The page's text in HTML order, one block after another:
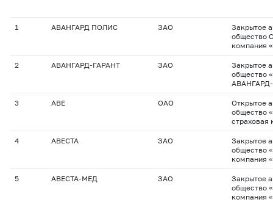
1 АВАНГАРД ПОЛИС ЗАО
Закрытое
общество
компания
2 АВАНГАРД-ГАРАНТ ЗАО
Закрытое
общество
3 АВЕ ОАО
Открытое
общество
страховая
4 АВЕСТА ЗАО
Закрытое
общество
компания
5 АВЕСТА-МЕД ЗАО
Закрытое
общество
компания